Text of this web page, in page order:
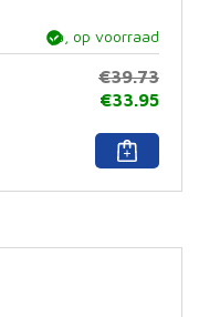
ja, op voorraad
€39.73
€33.95
is: